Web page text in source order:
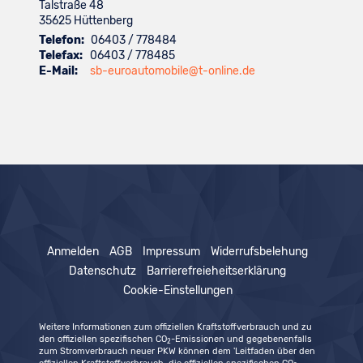
Talstraße 48
35625 Hüttenberg
Telefon: 06403 / 778484
Telefax: 06403 / 778485
E-Mail:
sb-euroautomobile@t-online.de
Anmelden AGB Impressum
Widerrufsbelehung
Datenschutz
Barrierefreieheitserklärung
Cookie-Einstellungen
Weitere Informationen zum offiziellen Kraftstoffverbrauch und zu
den offiziellen spezifischen CO2-Emissionen und gegebenenfalls
zum Stromverbrauch neuer PKW können dem 'Leitfaden über den